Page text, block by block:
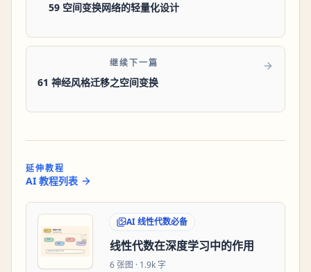
59 空间变换网络的轻量化设计
继续下一篇
61 神经风格迁移之空间变换
延伸教程
AI 教程列表
AI 线性代数必备
线性代数在深度学习中的作用
6 张图 · 1.9k 字